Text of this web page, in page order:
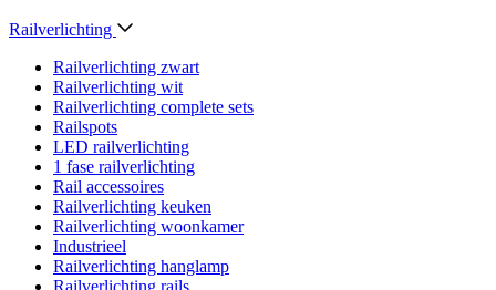
Railverlichting
Railverlichting zwart
Railverlichting wit
Railverlichting complete sets
Railspots
LED railverlichting
1 fase railverlichting
Rail accessoires
Railverlichting keuken
Railverlichting woonkamer
Industrieel
Railverlichting hanglamp
Railverlichting rails